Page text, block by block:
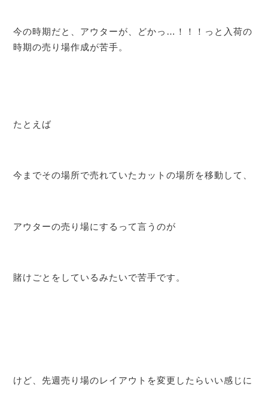
今の時期だと、アウターが、どかっ…！！！っと入荷の
時期の売り場作成が苦手。
たとえば
今までその場所で売れていたカットの場所を移動して、
アウターの売り場にするって言うのが
賭けごとをしているみたいで苦手です。
けど、先週売り場のレイアウトを変更したらいい感じに